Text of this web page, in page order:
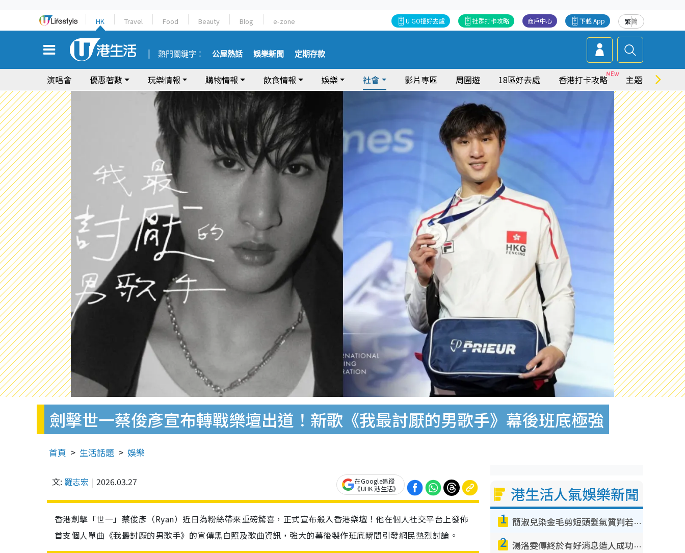
HK Travel Food Beauty Blog e-zone 繁简
下載 App
商戶中心
社群打卡攻略
U GO搵好去處
熱門關鍵字： 公屋熱話 娛樂新聞 定期存款
演唱會 優惠著數 玩樂情報 購物情報 飲食情報 娛樂 社會 影片專區 周圍遊 18區好去處 香港打卡攻略 主題特集
劍擊世一蔡俊彥宣布轉戰樂壇出道！新歌《我最討厭的男歌手》幕後班底極強
首頁 生活話題 娛樂
文: 羅志宏 2026.03.27
在Google追蹤
《UHK 港生活》
香港劍擊「世一」蔡俊彥（Ryan）近日為粉絲帶來重磅驚喜，正式宣布殺入香港樂壇！他在個人社交平台上發佈
首支個人單曲《我最討厭的男歌手》的宣傳黑白照及歌曲資訊，強大的幕後製作班底瞬間引發網民熱烈討論。
港生活人氣娛樂新聞
1 簡淑兒染金毛剪短頭髮氣質判若兩人！嚇壞老公麥大力都認唔出：「你做咩事？」
2 湯洛雯傳終於有好消息造人成功！兩大細節曝孕味極濃惹猜測：大肚婆先會咁！